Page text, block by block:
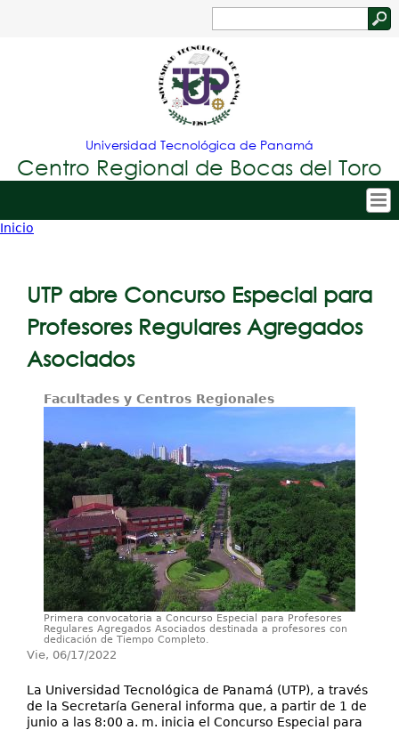
Jump to navigation
de
búsqueda
Universidad Tecnológica de Panamá
Centro Regional de Bocas del Toro
Tropical
Principal
Admisión
Oferta Académica
Proyectos / Extensión
Investigación
está
aquí
Inicio
UTP abre Concurso Especial para
Profesores Regulares Agregados
Asociados
Facultades y Centros Regionales
Primera convocatoria a Concurso Especial para Profesores
Regulares Agregados Asociados destinada a profesores con
dedicación de Tiempo Completo.
Vie, 06/17/2022
La Universidad Tecnológica de Panamá (UTP), a través
de la Secretaría General informa que, a partir de 1 de
junio a las 8:00 a. m. inicia el Concurso Especial para